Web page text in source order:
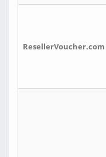
ResellerVoucher.com